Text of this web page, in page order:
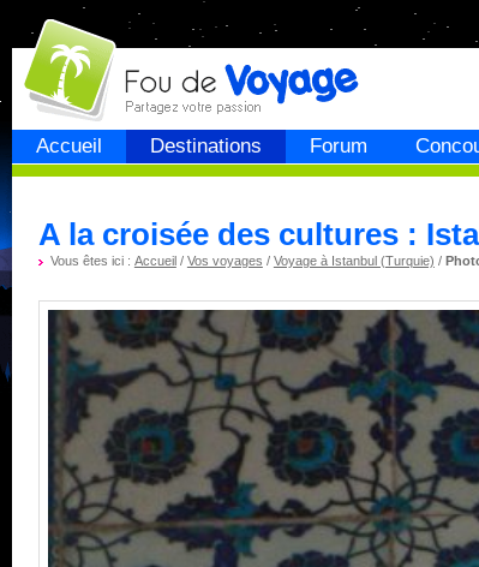
Accueil Destinations Forum
Fou devoyage
A la croisée des cultures :
Vous êtes ici : Accueil/ Vos voyages / Voyage à Istanbul (Turquie) /